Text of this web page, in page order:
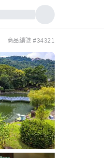
商品編號 #34321